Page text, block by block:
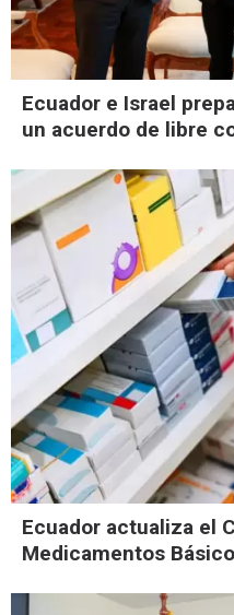
Ecuador e Israel
un acuerdo de libre
Ecuador actualiza el
Medicamentos